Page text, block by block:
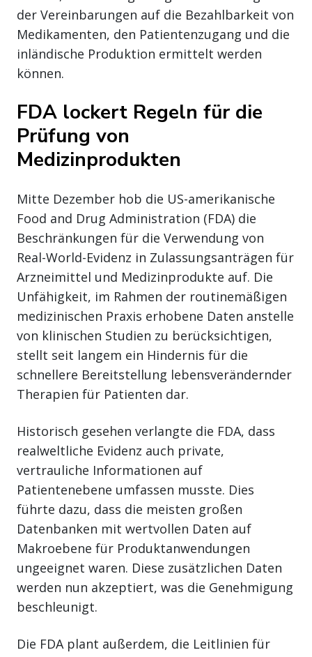
der Vereinbarungen auf die Bezahlbarkeit von
Medikamenten, den Patientenzugang und die
inländische Produktion ermittelt werden
können.
FDA lockert Regeln für die
Prüfung von
Medizinprodukten
Mitte Dezember hob die US-amerikanische
Food and Drug Administration (FDA) die
Beschränkungen für die Verwendung von
Real-World-Evidenz in Zulassungsanträgen für
Arzneimittel und Medizinprodukte auf. Die
Unfähigkeit, im Rahmen der routinemäßigen
medizinischen Praxis erhobene Daten anstelle
von klinischen Studien zu berücksichtigen,
stellt seit langem ein Hindernis für die
schnellere Bereitstellung lebensverändernder
Therapien für Patienten dar.
Historisch gesehen verlangte die FDA, dass
realweltliche Evidenz auch private,
vertrauliche Informationen auf
Patientenebene umfassen musste. Dies
führte dazu, dass die meisten großen
Datenbanken mit wertvollen Daten auf
Makroebene für Produktanwendungen
ungeeignet waren. Diese zusätzlichen Daten
werden nun akzeptiert, was die Genehmigung
beschleunigt.
Die FDA plant außerdem, die Leitlinien für